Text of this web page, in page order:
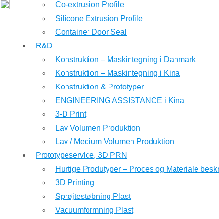
Co-extrusion Profile
Silicone Extrusion Profile
Container Door Seal
R&D
Konstruktion – Maskintegning i Danmark
Konstruktion – Maskintegning i Kina
Konstruktion & Prototyper
ENGINEERING ASSISTANCE i Kina
3-D Print
Lav Volumen Produktion
Lav / Medium Volumen Produktion
Prototypeservice, 3D PRN
Hurtige Produtyper – Proces og Materiale
3D Printing
Sprøjtestøbning Plast
Vacuumformning Plast